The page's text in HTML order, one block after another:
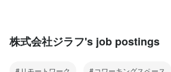
株式会社ジラフ's job postings